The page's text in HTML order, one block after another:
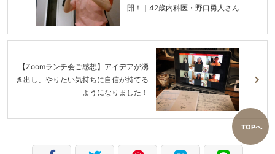
開！｜42歳内科医・野口勇人さん
【Zoomランチ会ご感想】アイデアが湧
き出し、やりたい気持ちに自信が持てる
ようになりました！
TOPへ